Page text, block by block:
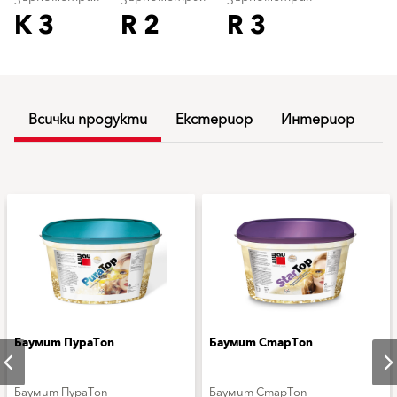
K 3 R 2 R 3
Всички продукти Екстериор Интериор
Баумит ПураТоп
Баумит ПураТоп
Баумит СтарТоп
Баумит СтарТоп